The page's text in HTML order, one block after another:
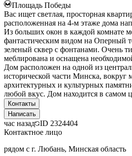
Площадь Победы
Вас ищет светлая, просторная
расположенная на 4-м этаже дома
Из больших окон в каждой комнате
фантастическим видом на Оперный
зеленый сквер с фонтанами. Очень
меблирована и оснащена
Дом расположен на одной из
исторической части Минска, вокруг
архитектурных и культурных
любой вкус. Дом находится в самом
Контакты
Написать
час назад ID 2324404
Контактное лицо
рядом с г. Любань, Минская область